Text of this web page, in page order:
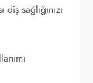
sağlığınızı